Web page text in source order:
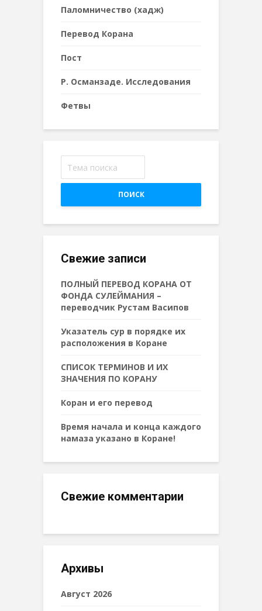
Паломничество (хадж)
Перевод Корана
Пост
Р. Османзаде. Исследования
Фетвы
ПОИСК
Свежие записи
ПОЛНЫЙ ПЕРЕВОД КОРАНА ОТ
ФОНДА СУЛЕЙМАНИЯ –
переводчик Рустам Васипов
Указатель сур в порядке их
расположения в Коране
СПИСОК ТЕРМИНОВ И ИХ
ЗНАЧЕНИЯ ПО КОРАНУ
Коран и его перевод
Время начала и конца каждого
намаза указано в Коране!
Свежие комментарии
Архивы
Август 2026